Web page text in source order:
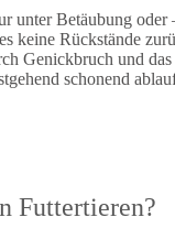
unter Betäubung
keine Rückstände
Genickbruch und
schonend
Futtertieren?